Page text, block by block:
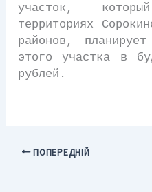
участок,
территориях
районов,
этого участка в
рублей.
ПОПЕРЕДНІЙ